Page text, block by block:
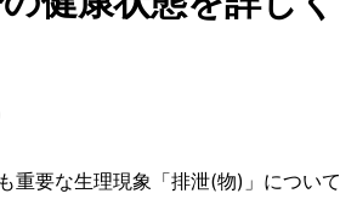
重要な生理現象「排泄(物)」について